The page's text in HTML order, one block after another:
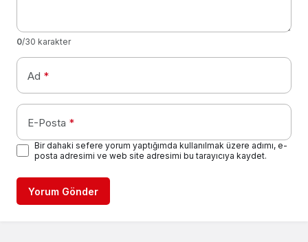
0/30 karakter
Ad *
E-Posta *
Bir dahaki sefere yorum yaptığımda kullanılmak üzere adımı, e-
posta adresimi ve web site adresimi bu tarayıcıya kaydet.
Yorum Gönder